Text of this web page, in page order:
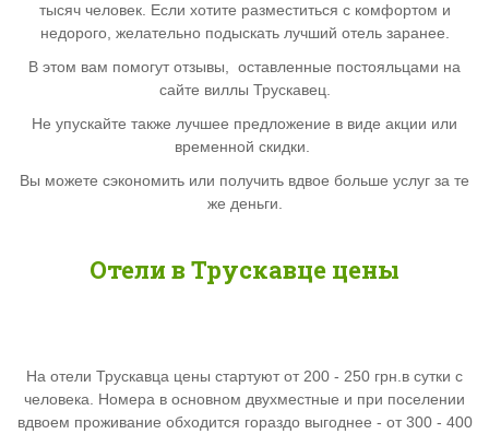
тысяч человек. Если хотите разместиться с комфортом и
недорого, желательно подыскать лучший отель заранее.
В этом вам помогутотзывы, оставленные постояльцами на
сайте виллы Трускавец.
Не упускайте также лучшее предложение в виде акции или
временной скидки.
Вы можете сэкономить или получить вдвое больше услуг за те
же деньги.
Отели в Трускавце цены
На отели Трускавца цены стартуют от 200 - 250 грн.в сутки с
человека. Номера в основном двухместные и при поселении
вдвоем проживание обходится гораздо выгоднее - от 300 - 400